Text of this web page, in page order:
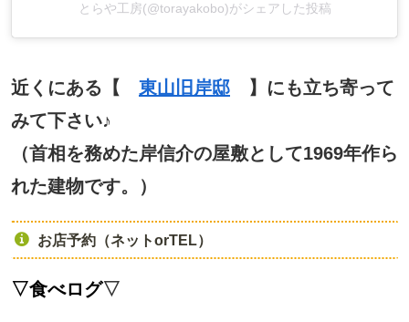
とらや工房(@torayakobo)がシェアした投稿
近くにある【 東山旧岸邸 】にも立ち寄って
みて下さい♪
（首相を務めた岸信介の屋敷として1969年作ら
れた建物です。）
お店予約（ネットorTEL）
▽食べログ▽